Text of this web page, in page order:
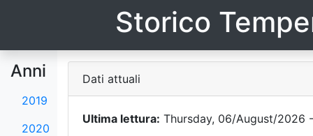
Storico
Anni
2019
2020
Dati attuali
Ultima lettura: Thursday, 06/August/2026